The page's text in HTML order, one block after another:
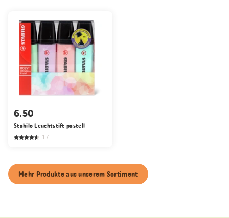
6.50
Stabilo Leuchtstift pastell
17
Mehr Produkte aus unserem Sortiment